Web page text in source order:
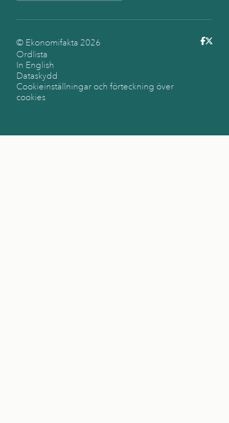
© Ekonomifakta 2026
Ordlista
In English
Dataskydd
Cookieinställningar och förteckning över
cookies